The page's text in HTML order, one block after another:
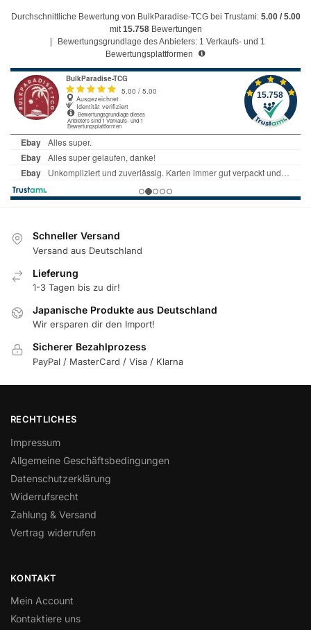
Durchschnittliche Bewertung von BulkParadise-TCG bei Trustami: 5.00 / 5.00
mit15.758 Bewertungen
Bewertungsgrundlage des Anbieters: 1 Verkaufs- und 1
Bewertungsplattformen
Schneller Versand
Versand aus Deutschland
Lieferung
1-3 Tagen bis zu dir!
Japanische Produkte aus Deutschland
Wir ersparen dir den Import!
Sicherer Bezahlprozess
PayPal / MasterCard / Visa / Klarna
RECHTLICHES
Impressum
Allgemeine Geschäftsbedingungen
Datenschutzerklärung
Widerrufsrecht
Zahlung & Versand
Vertrag widerrufen
KONTAKT
Mein Account
Kontaktiere uns